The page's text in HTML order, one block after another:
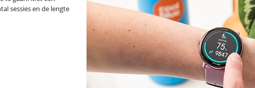
sessies en de lengte